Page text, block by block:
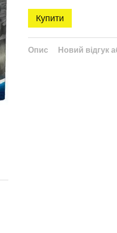
Купити
Опис Новий відгук